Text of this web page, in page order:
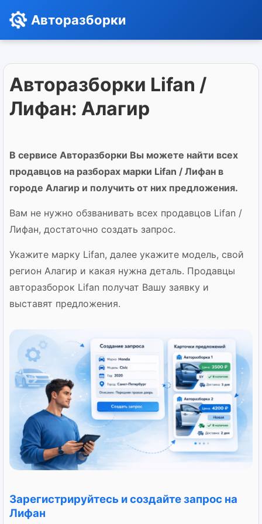
Авторазборки
Авторазборки Lifan /
Лифан: Алагир
В сервисе Авторазборки Вы можете найти всех
продавцов на разборах марки Lifan / Лифан в
городе Алагир и получить от них предложения.
Вам не нужно обзванивать всех продавцов Lifan /
Лифан, достаточно создать запрос.
Укажите марку Lifan, далее укажите модель, свой
регион Алагир и какая нужна деталь. Продавцы
авторазборок Lifan получат Вашу заявку и
выставят предложения.
Зарегистрируйтесь и создайте запрос на
Лифан